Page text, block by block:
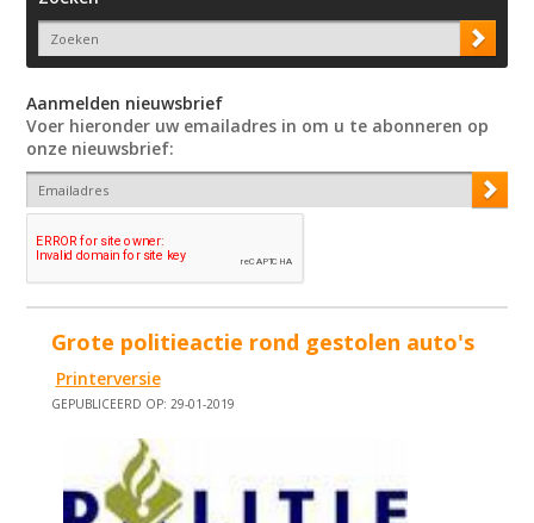
Aanmelden nieuwsbrief
Voer hieronder uw emailadres in om u te abonneren op
onze nieuwsbrief:
Grote politieactie rond gestolen auto's
Printerversie
GEPUBLICEERD OP: 29-01-2019